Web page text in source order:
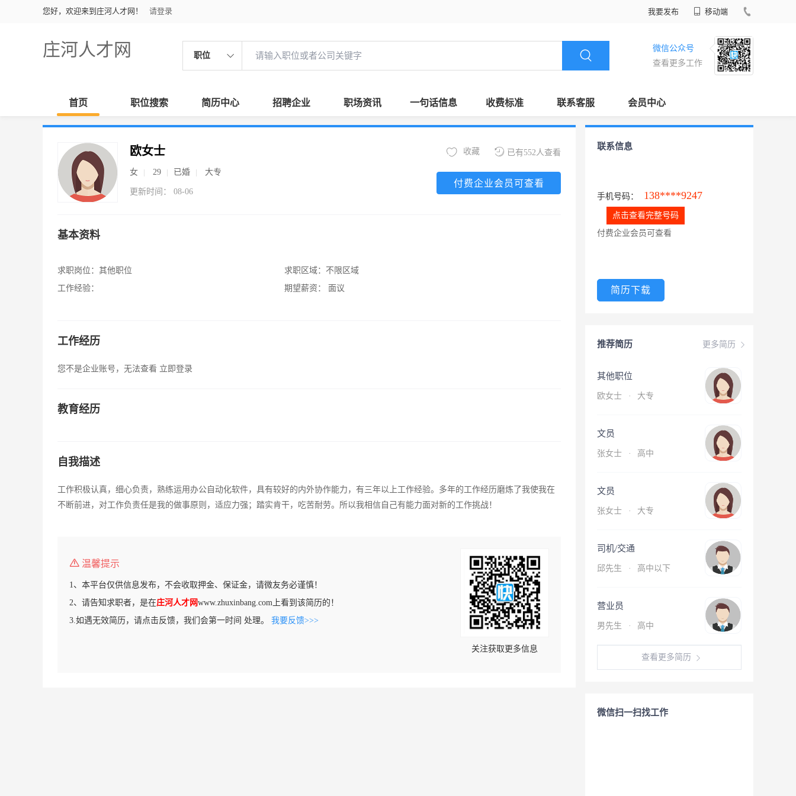
您好，欢迎来到庄河人才网！ 请登录 我要发布 移动端
庄河人才网 职位
微信公众号
查看更多工作
首页 职位搜索 简历中心 招聘企业 职场资讯 一句话信息 收费标准 联系客服 会员中心
欧女士
女 29 已婚 大专
更新时间： 08-06
已有552人查看
收藏
付费企业会员可查看
基本资料
求职岗位： 其他职位
工作经验：
求职区域： 不限区域
期望薪资：
面议
工作经历
您不是企业账号，无法查看 立即登录
教育经历
自我描述
工作积极认真，细心负责，熟练运用办公自动化软件，具有较好的内外协作能力，有三年以上工作经验。多年的工作经历磨炼了我使我在
不断前进，对工作负责任是我的做事原则，适应力强；踏实肯干，吃苦耐劳。所以我相信自己有能力面对新的工作挑战！
温馨提示
1、本平台仅供信息发布，不会收取押金、保证金，请微友务必谨慎！
2、请告知求职者，是在庄河人才网www.zhuxinbang.com上看到该简历的！
3.如遇无效简历，请点击反馈，我们会第一时间 处理。 我要反馈>>>
关注获取更多信息
联系信息
手机号码： 138****9247
点击查看完整号码
付费企业会员可查看
简历下载
更多简历
推荐简历
其他职位
欧女士 · 大专
文员
张女士 · 高中
文员
张女士 · 大专
司机/交通
邱先生 · 高中以下
营业员
男先生 · 高中
查看更多简历
微信扫一扫找工作